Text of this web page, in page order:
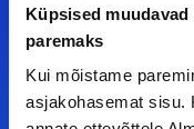
Küpsised
paremaks
Kui mõistame
asjakohasemat sisu.
teha koostööd,
F